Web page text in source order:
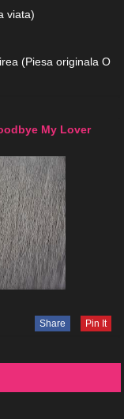
viata)
(Piesa originala O
My Lover
Share Pin It